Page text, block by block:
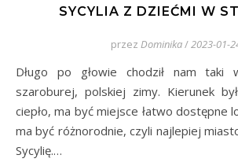
SYCYLIA Z DZIEĆMI W
przez Dominika/2023-01-
Długo po głowie chodził nam taki wyjazd w środku
szaroburej, polskiej zimy. Kierunek
ciepło, ma być miejsce łatwo dostępne
ma być różnorodnie, czyli najlepiej
Sycylię.…